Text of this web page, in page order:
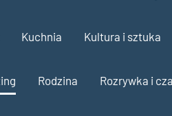
Kuchnia Kultura i sztuka
Rodzina Rozrywka i